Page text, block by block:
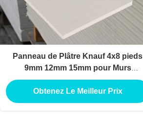
Panneau de Plâtre Knauf 4x8 pieds
9mm 12mm 15mm pour Murs
Intérieurs
Obtenez Le Meilleur Prix